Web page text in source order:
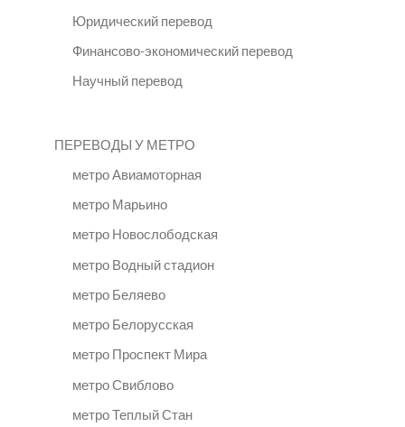
Юридический перевод
Финансово-экономический перевод
Научный перевод
ПЕРЕВОДЫ У МЕТРО
метро Авиамоторная
метро Марьино
метро Новослободская
метро Водный стадион
метро Беляево
метро Белорусская
метро Проспект Мира
метро Свиблово
метро Теплый Стан